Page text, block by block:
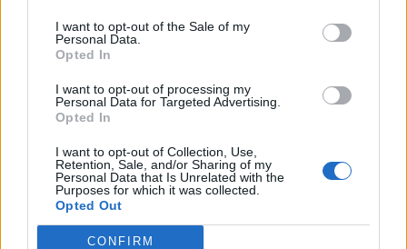
I want to opt-out of the Sale of my
Personal Data.
Opted In
I want to opt-out of processing my
Personal Data for Targeted Advertising.
Opted In
I want to opt-out of Collection, Use,
Retention, Sale, and/or Sharing of my
Personal Data that Is Unrelated with the
Purposes for which it was collected.
Opted Out
CONFIRM
Calvin Stengs opnieuw vader: bijzonder nieuws in
onzekere transferzomer
Zoë Livay raakt draad kwijt tijdens open dag
Feyenoord na storing met autocue
League? PSV en Feyenoord weten dan hun
tegenstanders
Conference League-ophef: Hamrun
uitgeschakeld na omstreden strafschop zonder
VAR